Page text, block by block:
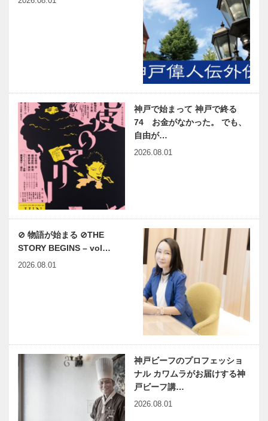
神戸で始まって 神戸で終る
74 お金がなかった。 でも、
自由が…
2026.08.01
⊘ 物語が始まる ⊘THE
STORY BEGINS – vol…
2026.08.01
神戸ビーフのプロフェッショ
ナル カワムラがお届けする神
戸ビーフ講…
2026.08.01